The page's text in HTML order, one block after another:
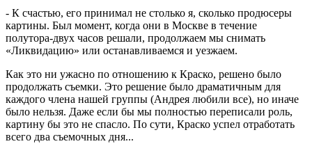
- К счастью, его принимал не столько я, сколько продюсеры
картины. Был момент, когда они в Москве в течение
полутора-двух часов решали, продолжаем мы снимать
«Ликвидацию» или останавливаемся и уезжаем.
Как это ни ужасно по отношению к Краско, решено было
продолжать съемки. Это решение было драматичным для
каждого члена нашей группы (Андрея любили все), но иначе
было нельзя. Даже если бы мы полностью переписали роль,
картину бы это не спасло. По сути, Краско успел отработать
всего два съемочных дня...